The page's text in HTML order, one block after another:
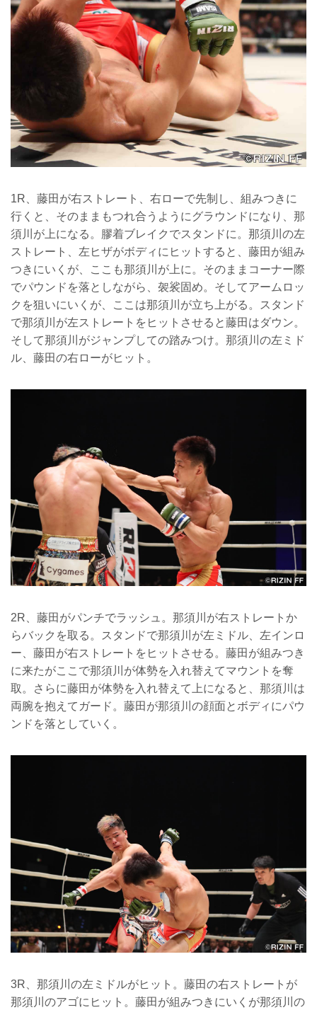
1R、藤田が右ストレート、右ローで先制し、組みつきに
行くと、そのままもつれ合うようにグラウンドになり、那
須川が上になる。膠着ブレイクでスタンドに。那須川の左
ストレート、左ヒザがボディにヒットすると、藤田が組み
つきにいくが、ここも那須川が上に。そのままコーナー際
でパウンドを落としながら、袈裟固め。そしてアームロッ
クを狙いにいくが、ここは那須川が立ち上がる。スタンド
で那須川が左ストレートをヒットさせると藤田はダウン。
そして那須川がジャンプしての踏みつけ。那須川の左ミド
ル、藤田の右ローがヒット。
2R、藤田がパンチでラッシュ。那須川が右ストレートか
らバックを取る。スタンドで那須川が左ミドル、左インロ
ー、藤田が右ストレートをヒットさせる。藤田が組みつき
に来たがここで那須川が体勢を入れ替えてマウントを奪
取。さらに藤田が体勢を入れ替えて上になると、那須川は
両腕を抱えてガード。藤田が那須川の顔面とボディにパウ
ンドを落としていく。
3R、那須川の左ミドルがヒット。藤田の右ストレートが
那須川のアゴにヒット。藤田が組みつきにいくが那須川の